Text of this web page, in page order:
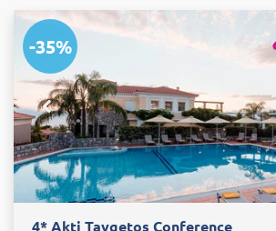
-35%
4* Akti Taygetos Conference